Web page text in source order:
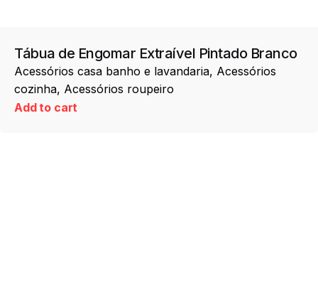
Tábua de Engomar Extraível Pintado Branco
Acessórios casa banho e lavandaria Acessórios
cozinha Acessórios roupeiro
Add to cart